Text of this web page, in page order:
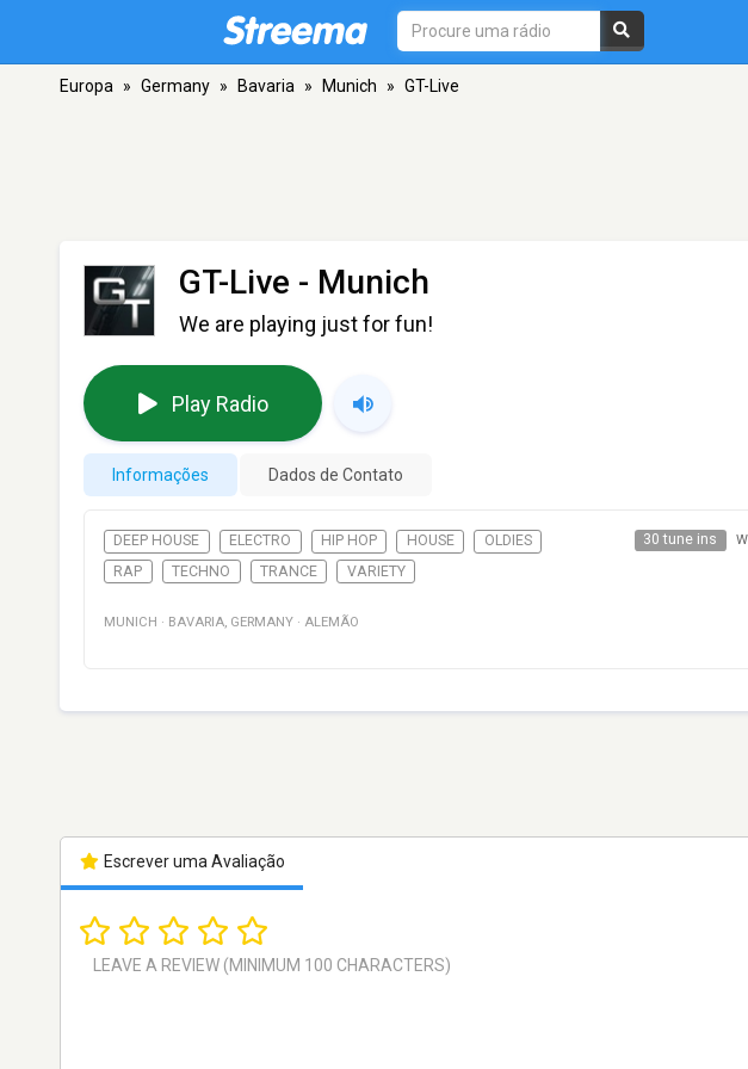
Europa » Germany » Bavaria » Munich » GT-Live
GT-Live - Munich
We are playing just for fun!
Play Radio
Informações Dados de Contato
DEEP HOUSE ELECTRO HIP HOP HOUSE
OLDIES
RAP
TECHNO TRANCE VARIETY
30 tune ins
MUNICH · BAVARIA, GERMANY · ALEMÃO
Escrever uma Avaliação